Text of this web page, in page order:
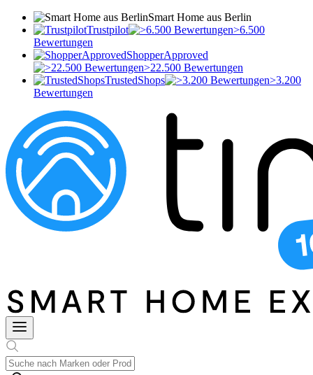
Smart Home aus Berlin
Trustpilot
>6.500
Bewertungen
ShopperApproved
>22.500 Bewertungen
TrustedShops
>3.200
Bewertungen